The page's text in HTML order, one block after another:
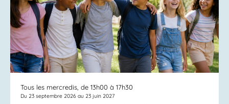
Tous les mercredis, de 13h00 à 17h30
Du 23 septembre 2026 au 23 juin 2027